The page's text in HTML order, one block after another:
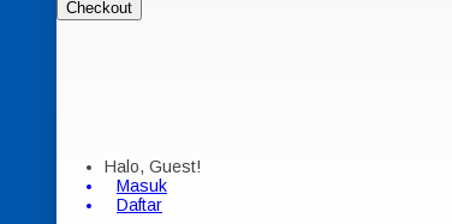
Checkout
Halo, Guest!
Masuk
Daftar